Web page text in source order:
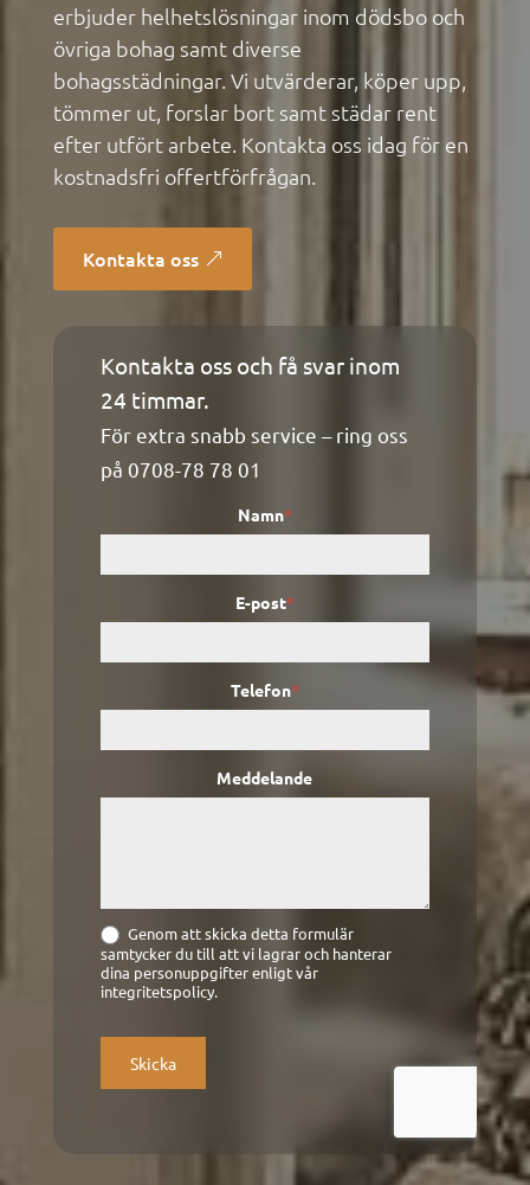
erbjuder helhetslösningar inom dödsbo och
övriga bohag samt diverse
bohagsstädningar. Vi utvärderar, köper upp,
tömmer ut, forslar bort samt städar rent
efter utfört arbete. Kontakta oss idag för en
kostnadsfri offertförfrågan.
Kontakta oss
Kontaktformulär
Kontakta oss och få svar inom
24 timmar.
För extra snabb service – ring oss
på 0708-78 78 01
Namn*
E-post*
Telefon*
Meddelande
Genom att skicka detta formulär
samtycker du till att vi lagrar och hanterar
dina personuppgifter enligt vår
integritetspolicy.
Skicka